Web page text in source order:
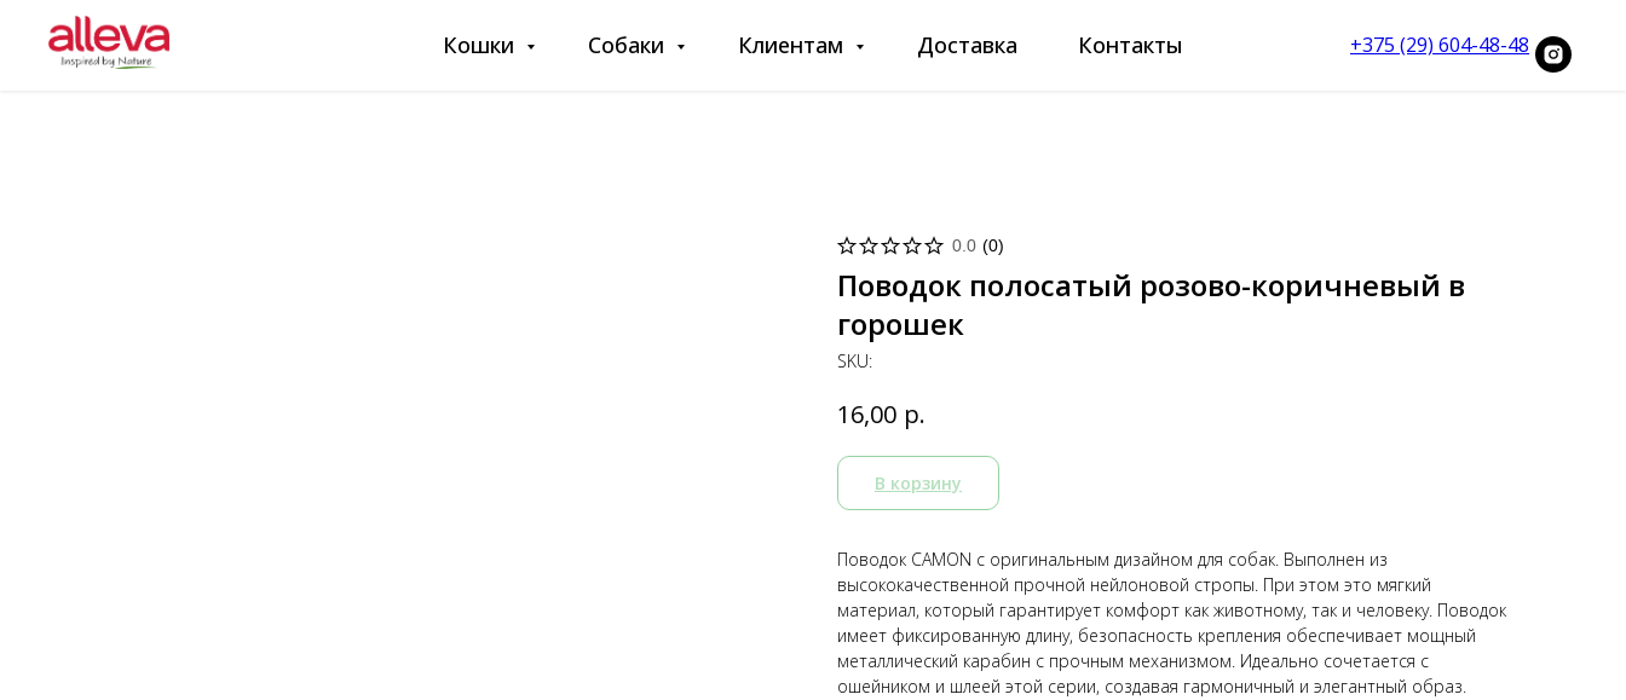
Кошки Собаки Клиентам Доставка Контакты +375 (29) 604-48-48
0.0 (0)
Поводок полосатый розово-коричневый в
горошек
SKU:
16,00 р.
В корзину
Поводок CAMON с оригинальным дизайном для собак. Выполнен из
высококачественной прочной нейлоновой стропы. При этом это мягкий
материал, который гарантирует комфорт как животному, так и человеку. Поводок
имеет фиксированную длину, безопасность крепления обеспечивает мощный
металлический карабин с прочным механизмом. Идеально сочетается с
ошейником и шлеей этой серии, создавая гармоничный и элегантный образ.